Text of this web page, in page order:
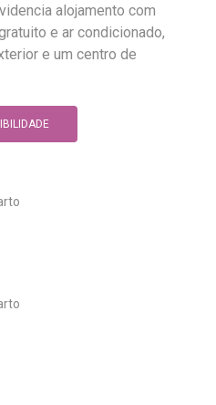
alojamento com
e ar condicionado,
e um centro de